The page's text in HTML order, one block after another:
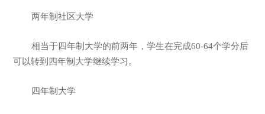
两年制社区大学
相当于四年制大学的前两年，学生在完成60-64个学分后
可以转到四年制大学继续学习。
四年制大学